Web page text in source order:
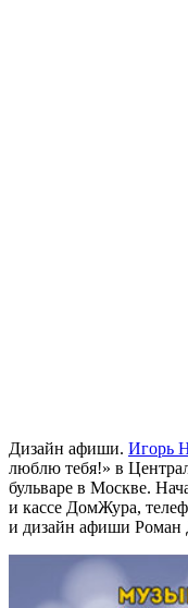
Дизайн афиши. Игорь
люблю тебя!» в
бульваре в Москве.
и кассе ДомЖура,
и дизайн афиши Роман